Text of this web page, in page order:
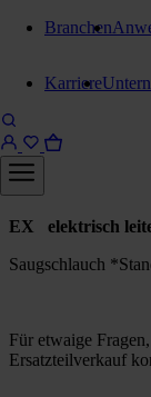
Branchen
Karriere
Ruwac Ind.
40mm
EX elektrisch
Saugschlauch
Für etwaige
Ersatzteilverkauf